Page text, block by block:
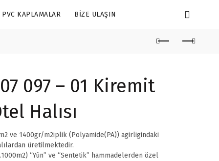
PVC KAPLAMALAR BIZE ULAŞIN
097 – 01 Kiremit
Halısı
ve 1400gr/m2iplik (Polyamide(PA)) agirligindaki
üretilmektedir.
“Yün” ve “Sentetik” hammadelerden özel